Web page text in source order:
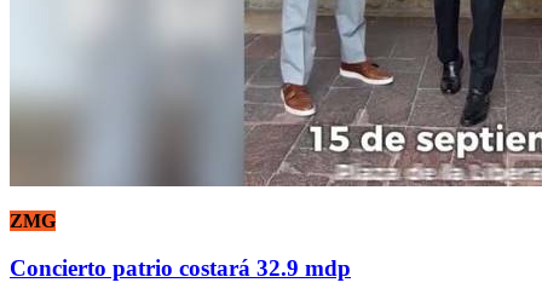
ZMG
Concierto patrio costará 32.9 mdp